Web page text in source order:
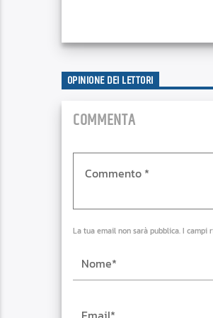
OPINIONE DEI LETTORI
COMMENTA
La tua email non sarà pubblica. I campi